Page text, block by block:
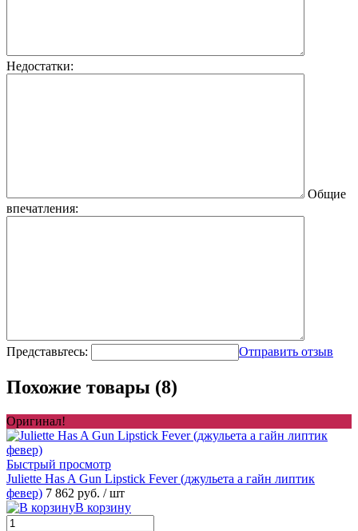
Недостатки:
Общие
впечатления:
Представьтесь: Отправить отзыв
Похожие товары (8)
Оригинал!
Быстрый просмотр
Juliette Has A Gun Lipstick Fever (джульета а гайн липтик
февер) 7 862 руб. / шт
В корзину